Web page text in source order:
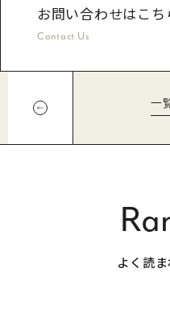
よく読
お問い合わせはこち
Contact Us
一